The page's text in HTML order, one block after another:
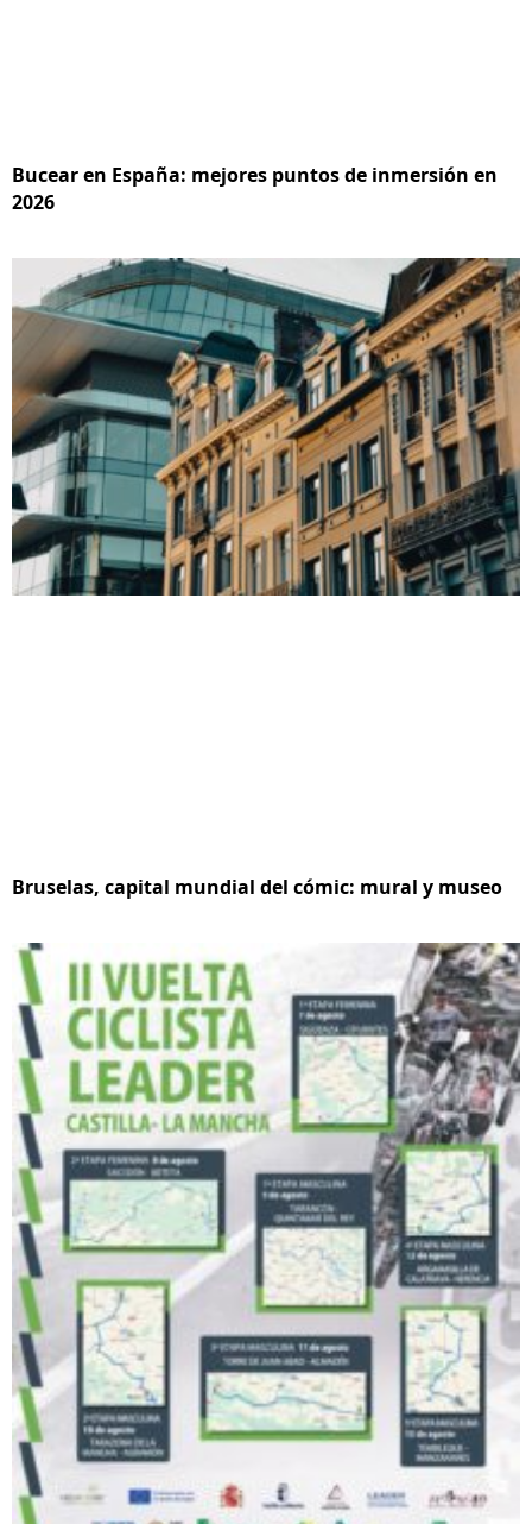
Bucear en España: mejores puntos de inmersión en
2026
Bruselas, capital mundial del cómic: mural y museo